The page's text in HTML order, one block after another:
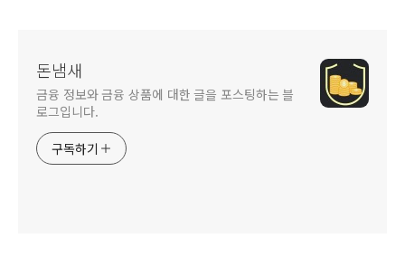
돈냄새
금융 정보와 금융 상품에 대한 글을 포스팅하는 블
로그입니다.
구독하기